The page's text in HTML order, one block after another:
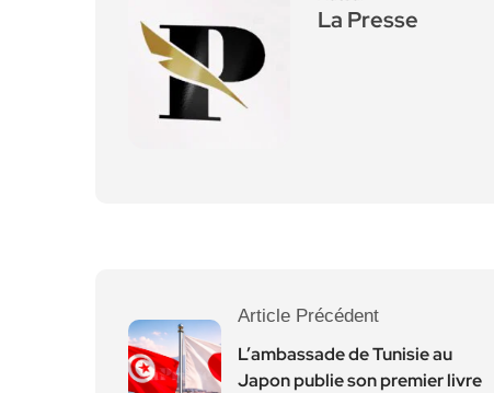
La Presse
Article Précédent
L’ambassade de Tunisie au
Japon publie son premier livre